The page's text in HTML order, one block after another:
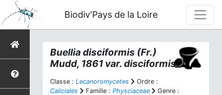
Biodiv'Pays de la Loire
Buellia disciformis (Fr.)
Mudd, 1861 var. disciformis
Classe : Lecanoromycetes
Ordre :
Caliciales
Famille : Physciaceae
Genre :